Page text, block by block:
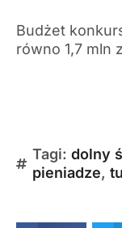
Budżet
równo 1,7 mln
Tagi: dolny
pieniadze,